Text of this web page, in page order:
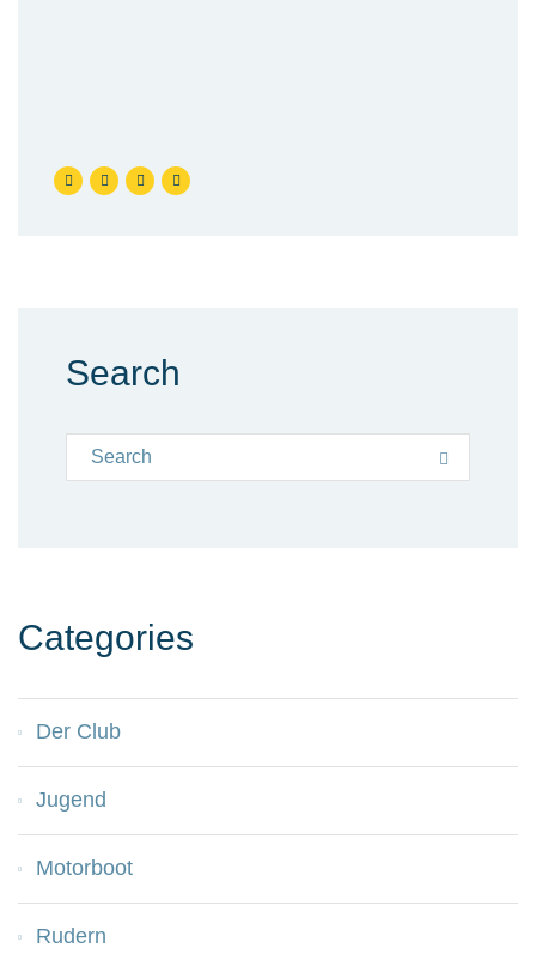
Search
Search for:
Categories
Der Club
Jugend
Motorboot
Rudern